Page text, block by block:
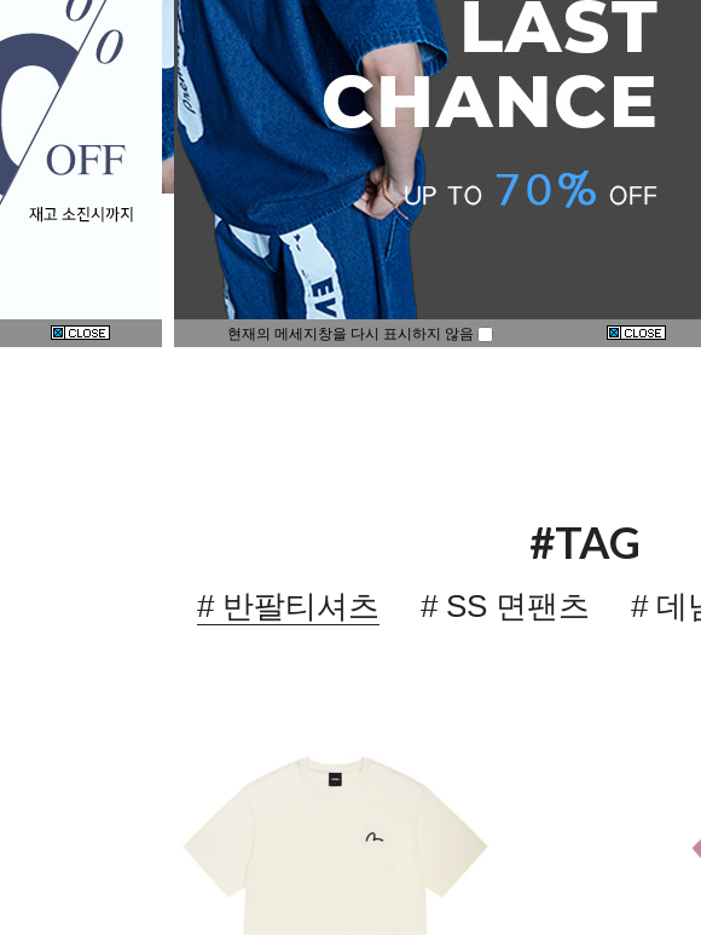
#TAG
# 반팔티셔츠 # SS 면팬츠 # 데
현재의 메세지창을 다시 표시하지 않음